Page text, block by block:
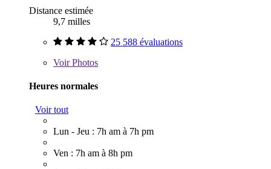
Distance estimée
9,7 milles
25 588 évaluations
VoirPhotos
Heures normales
Voir tout
Lun - Jeu : 7h am à 7h pm
Ven : 7h am à 8h pm